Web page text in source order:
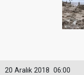
06:00
20 Aralık 2018